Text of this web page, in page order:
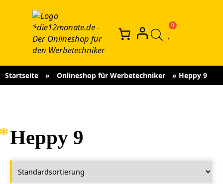
Startseite » Onlineshop für Werbetechniker » Heppy 9
Heppy 9